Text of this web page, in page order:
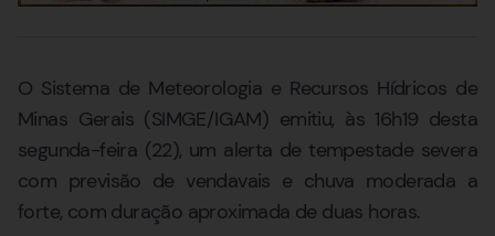
O Sistema de Meteorologia e Recursos Hídricos de
Minas Gerais (SIMGE/IGAM) emitiu, às 16h19 desta
segunda-feira (22), um alerta de tempestade severa
com previsão de vendavais e chuva moderada a
forte, com duração aproximada de duas horas.